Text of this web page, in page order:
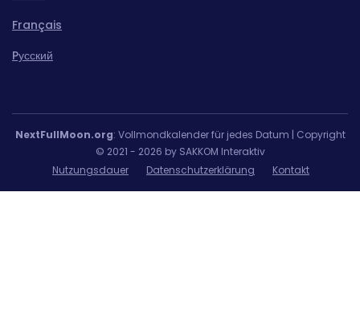
Français
Pусский
NextFullMoon.org: Vollmondkalender für jedes Datum | Copyright
© 2021 - 2026 by SAKKOM Interaktiv
Nutzungsdauer
Datenschutzerklärung Kontakt